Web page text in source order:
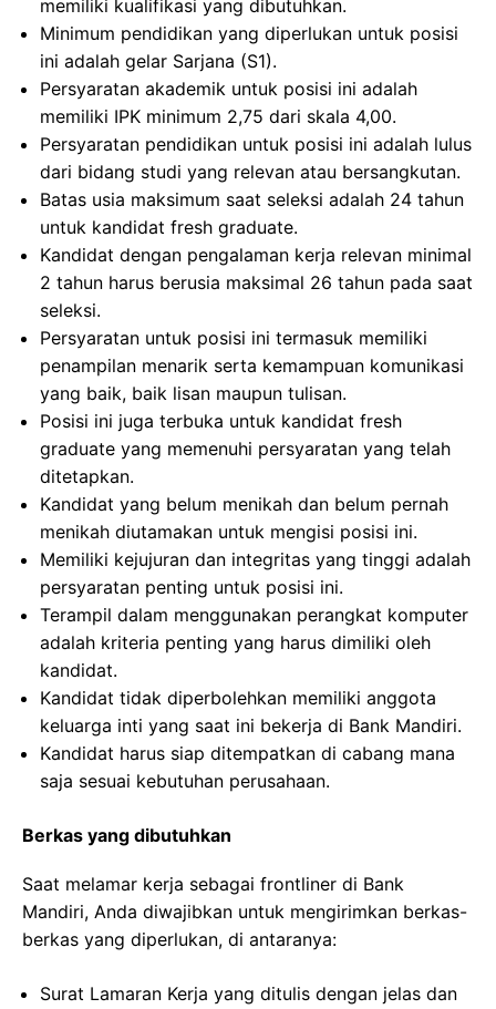
memiliki kualifikasi yang dibutuhkan.
Minimum pendidikan yang diperlukan untuk posisi
ini adalah gelar Sarjana (S1).
Persyaratan akademik untuk posisi ini adalah
memiliki IPK minimum 2,75 dari skala 4,00.
Persyaratan pendidikan untuk posisi ini adalah lulus
dari bidang studi yang relevan atau bersangkutan.
Batas usia maksimum saat seleksi adalah 24 tahun
untuk kandidat fresh graduate.
Kandidat dengan pengalaman kerja relevan minimal
2 tahun harus berusia maksimal 26 tahun pada saat
seleksi.
Persyaratan untuk posisi ini termasuk memiliki
penampilan menarik serta kemampuan komunikasi
yang baik, baik lisan maupun tulisan.
Posisi ini juga terbuka untuk kandidat fresh
graduate yang memenuhi persyaratan yang telah
ditetapkan.
Kandidat yang belum menikah dan belum pernah
menikah diutamakan untuk mengisi posisi ini.
Memiliki kejujuran dan integritas yang tinggi adalah
persyaratan penting untuk posisi ini.
Terampil dalam menggunakan perangkat komputer
adalah kriteria penting yang harus dimiliki oleh
kandidat.
Kandidat tidak diperbolehkan memiliki anggota
keluarga inti yang saat ini bekerja di Bank Mandiri.
Kandidat harus siap ditempatkan di cabang mana
saja sesuai kebutuhan perusahaan.
Berkas yang dibutuhkan
Saat melamar kerja sebagai frontliner di Bank
Mandiri, Anda diwajibkan untuk mengirimkan berkas-
berkas yang diperlukan, di antaranya:
Surat Lamaran Kerja yang ditulis dengan jelas dan